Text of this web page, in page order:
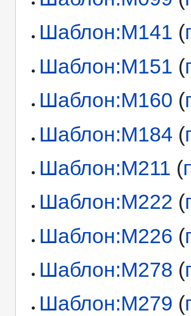
Шаблон:М141 (
Шаблон:М151 (
Шаблон:М160 (
Шаблон:М184 (
Шаблон:М211 (
Шаблон:М222 (
Шаблон:М226 (
Шаблон:М278 (
Шаблон:М279 (